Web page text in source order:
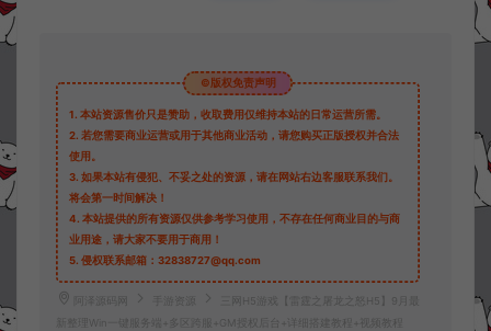
©版权免责声明
1. 本站资源售价只是赞助，收取费用仅维持本站的日常运营所需。
2. 若您需要商业运营或用于其他商业活动，请您购买正版授权并合法
使用。
3. 如果本站有侵犯、不妥之处的资源，请在网站右边客服联系我们。
将会第一时间解决！
4. 本站提供的所有资源仅供参考学习使用，不存在任何商业目的与商
业用途，请大家不要用于商用！
5. 侵权联系邮箱：32838727@qq.com
阿泽源码网 手游资源
三网H5游戏【雷霆之屠龙之怒H5】9月最
新整理Win一键服务端+多区跨服+GM授权后台+详细搭建教程+视频教程